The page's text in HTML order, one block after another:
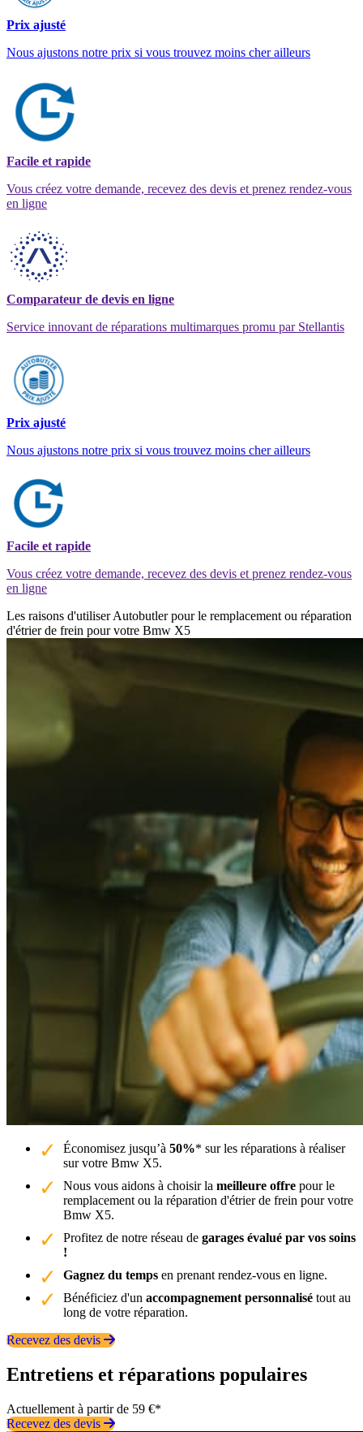
Prix ajusté
Nous ajustons notre prix si vous trouvez moins cher ailleurs
Facile et rapide
Vous créez votre demande, recevez des devis et prenez rendez-vous
en ligne
Comparateur de devis en ligne
Service innovant de réparations multimarques promu par Stellantis
Prix ajusté
Nous ajustons notre prix si vous trouvez moins cher ailleurs
Facile et rapide
Vous créez votre demande, recevez des devis et prenez rendez-vous
en ligne
Les raisons d'utiliser Autobutler pour le remplacement ou réparation
d'étrier de frein pour votre Bmw X5
Économisez jusqu’à 50%* sur les réparations à réaliser
sur votre Bmw X5.
Nous vous aidons à choisir la meilleure offre pour le
remplacement ou la réparation d'étrier de frein pour votre
Bmw X5.
Profitez de notre réseau de garages évalué par vos soins
!
Gagnez du temps en prenant rendez-vous en ligne.
Bénéficiez d'un accompagnement personnalisé tout au
long de votre réparation.
Recevez des devis
Entretiens et réparations populaires
Actuellement à partir de 59 €*
Recevez des devis